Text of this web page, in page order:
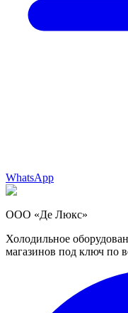
WhatsApp
ООО «Де Люкс»
Холодильное
магазинов под ключ по